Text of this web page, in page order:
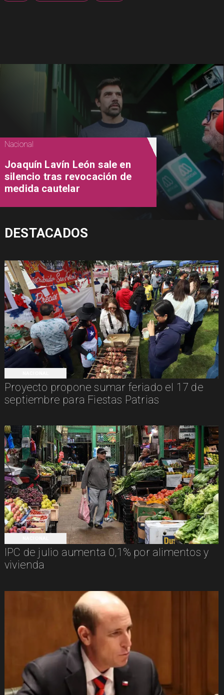
Proyecto propone sumar feriado el 17 de
septiembre para Fiestas Patrias
IPC de julio aumenta 0,1% por alimentos y
vivienda
Nacional
Joaquín Lavín León sale en
silencio tras revocación de
medida cautelar
DESTACADOS